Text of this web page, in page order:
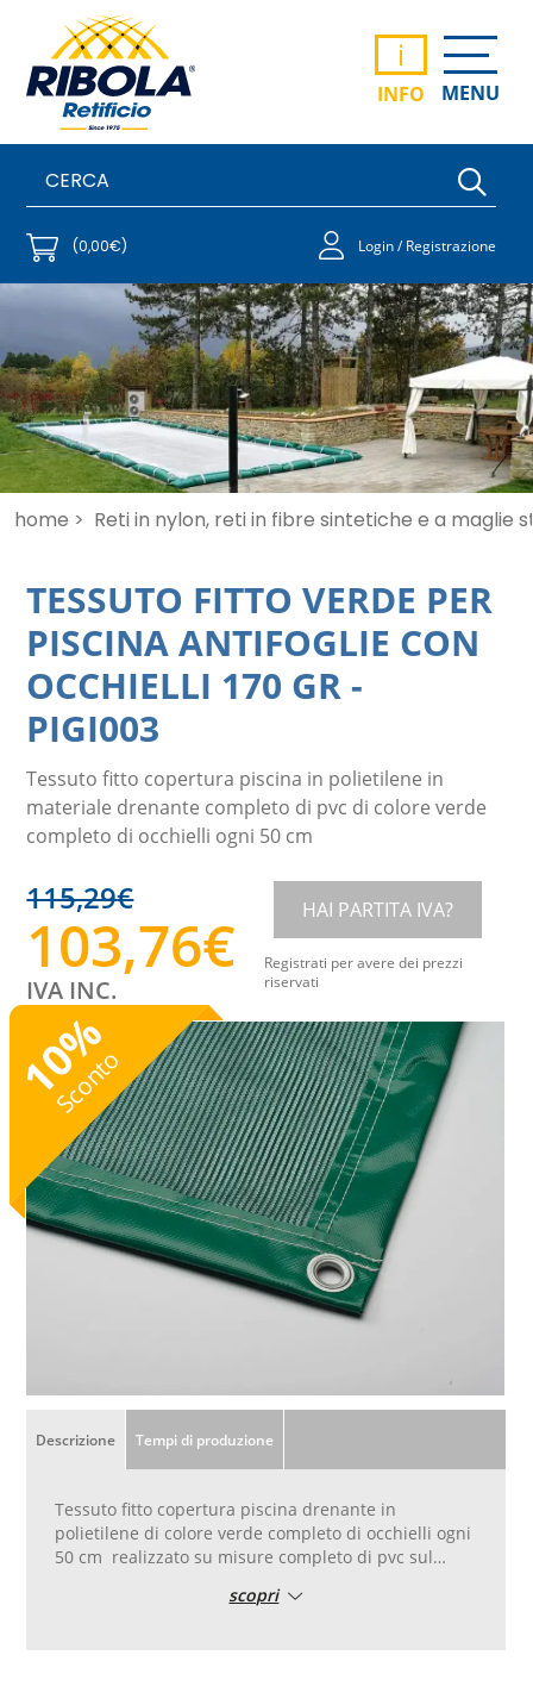
i
INFO MENU
(0,00€) Login / Registrazione
home > Reti in nylon, reti in fibre sintetiche e a maglie
TESSUTO FITTO VERDE PER
PISCINA ANTIFOGLIE CON
OCCHIELLI 170 GR -
PIGI003
Tessuto fitto copertura piscina in polietilene in
materiale drenante completo di pvc di colore verde
completo di occhielli ogni 50 cm
115,29€
103,76€
IVA INC.
HAI PARTITA IVA?
Registrati per avere dei prezzi
riservati
10
%
Sconto
Descrizione Tempi di produzione
Tessuto fitto copertura piscina drenante in
polietilene di colore verde completo di occhielli ogni
50 cm realizzato su misure completo di pvc sul
Evita la caduta di piccole foglie e sporcizia portata
scopri